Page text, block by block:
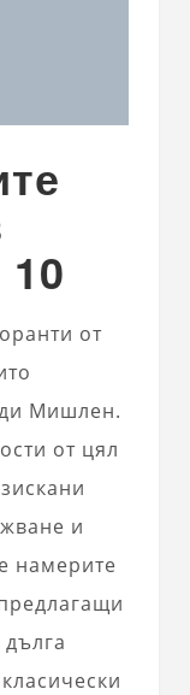
от
Мишлен.
от цял
и
намерите